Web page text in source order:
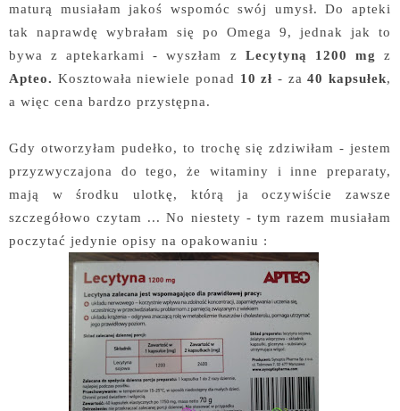
maturą musiałam jakoś wspomóc swój umysł. Do apteki
tak naprawdę wybrałam się po Omega 9, jednak jak to
bywa z aptekarkami - wyszłam z Lecytyną 1200 mg
z
Apteo. Kosztowała niewiele ponad 10 zł - za40 kapsułek,
a więc cena bardzo przystępna.
Gdy otworzyłam pudełko, to trochę się zdziwiłam - jestem
przyzwyczajona do tego, że witaminy i inne preparaty,
mają w środku ulotkę, którą ja oczywiście zawsze
szczegółowo czytam ... No niestety - tym razem musiałam
poczytać jedynie opisy na opakowaniu :